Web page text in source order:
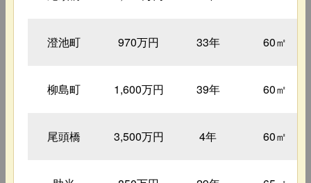
澄池町 970万円 33年 60㎡
柳島町 1,600万円 39年 60㎡
尾頭橋 3,500万円 4年 60㎡